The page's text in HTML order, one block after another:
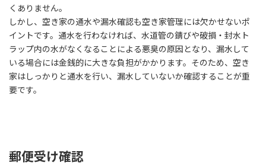
くありません。
しかし、空き家の通水や漏水確認も空き家管理には欠かせないポ
イントです。通水を行わなければ、水道管の錆びや破損・封水ト
ラップ内の水がなくなることによる悪臭の原因となり、漏水して
いる場合には金銭的に大きな負担がかかります。そのため、空き
家はしっかりと通水を行い、漏水していないか確認することが重
要です。
郵便受け確認